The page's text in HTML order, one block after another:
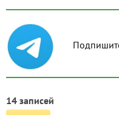
14 записей